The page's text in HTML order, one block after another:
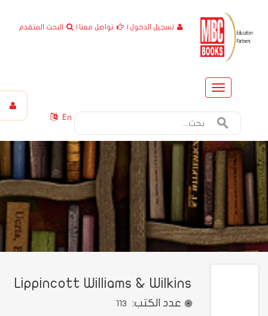
| البحث المتقدم | تواصل معنا تسجيل الدخول
Toggle
navigation
En
Lippincott Williams & Wilkins
عدد الكتب: 113